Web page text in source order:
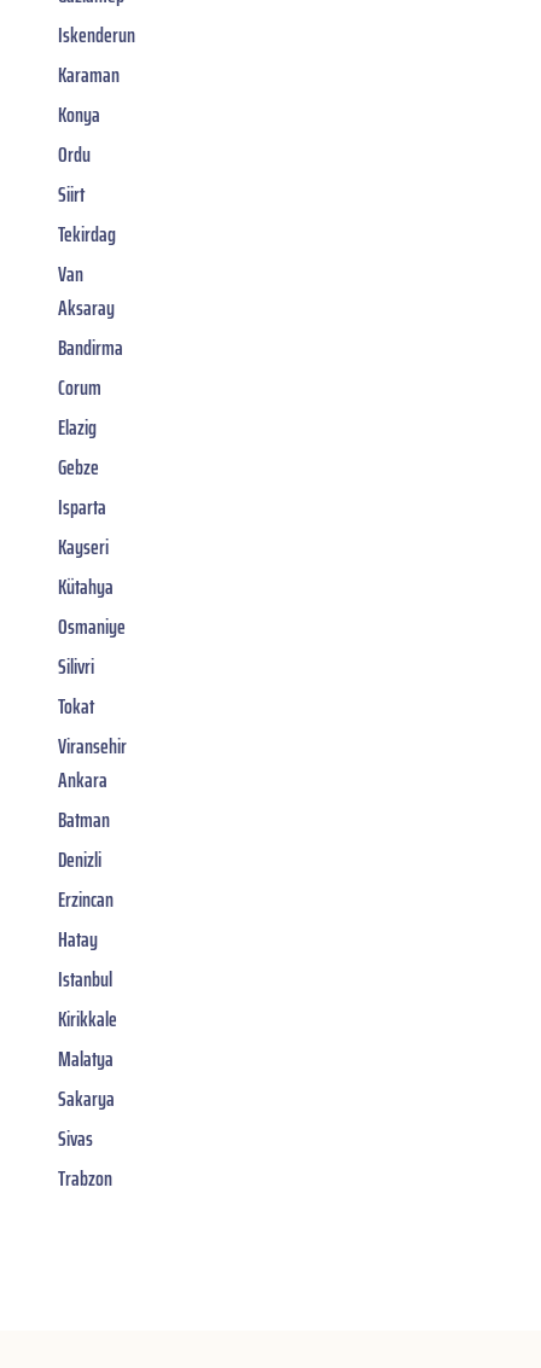
Iskenderun
Karaman
Konya
Ordu
Siirt
Tekirdag
Van
Aksaray
Bandirma
Corum
Elazig
Gebze
Isparta
Kayseri
Kütahya
Osmaniye
Silivri
Tokat
Viransehir
Ankara
Batman
Denizli
Erzincan
Hatay
Istanbul
Kirikkale
Malatya
Sakarya
Sivas
Trabzon